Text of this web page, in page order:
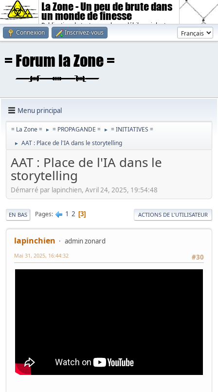
La Zone - Un peu de brute dans
un monde de finesse
Publication de textes sombres, débiles, violents.
Connexion
Inscrivez-vous
Menu principal
= La Zone = ► = PROPAGANDE = ► = INITIATIVES =
► AAT : Place de l'IA dans le storytelling
AAT : Place de l'IA dans le
storytelling
Démarré par lapinchien, Avril 24, 2025, 19:54:48
EN BAS Pages 1 2 3 ACTIONS DE L'UTILISATEUR
lapinchien
admin zonard
#30
Mai 31, 2025, 16:44:32